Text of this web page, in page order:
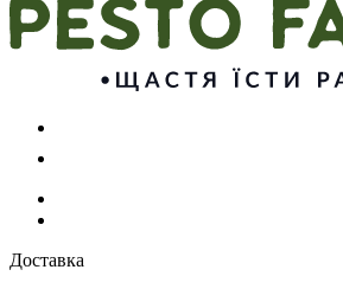
Доставка